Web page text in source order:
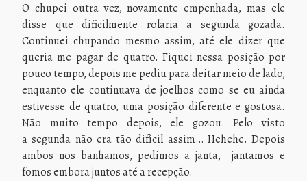
O chupei outra vez, novamente empenhada, mas ele
disse que dificilmente rolaria a segunda gozada.
Continuei chupando mesmo assim, até ele dizer que
queria me pagar de quatro. Fiquei nessa posição por
pouco tempo, depois me pediu para deitar meio de lado,
enquanto ele continuava de joelhos como se eu ainda
estivesse de quatro, uma posição diferente e gostosa.
Não muito tempo depois, ele gozou. Pelo visto
a segunda não era tão difícil assim… Hehehe. Depois
ambos nos banhamos, pedimos a janta, jantamos e
fomos embora juntos até a recepção.